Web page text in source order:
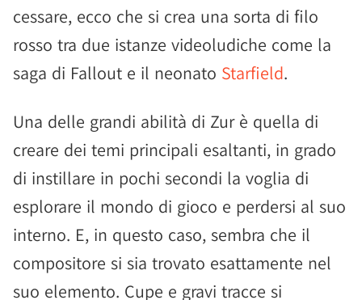
cessare, ecco che si crea una sorta di filo
rosso tra due istanze videoludiche come la
saga di Fallout e il neonato Starfield.
Una delle grandi abilità di Zur è quella di
creare dei temi principali esaltanti, in grado
di instillare in pochi secondi la voglia di
esplorare il mondo di gioco e perdersi al suo
interno. E, in questo caso, sembra che il
compositore si sia trovato esattamente nel
suo elemento. Cupe e gravi tracce si